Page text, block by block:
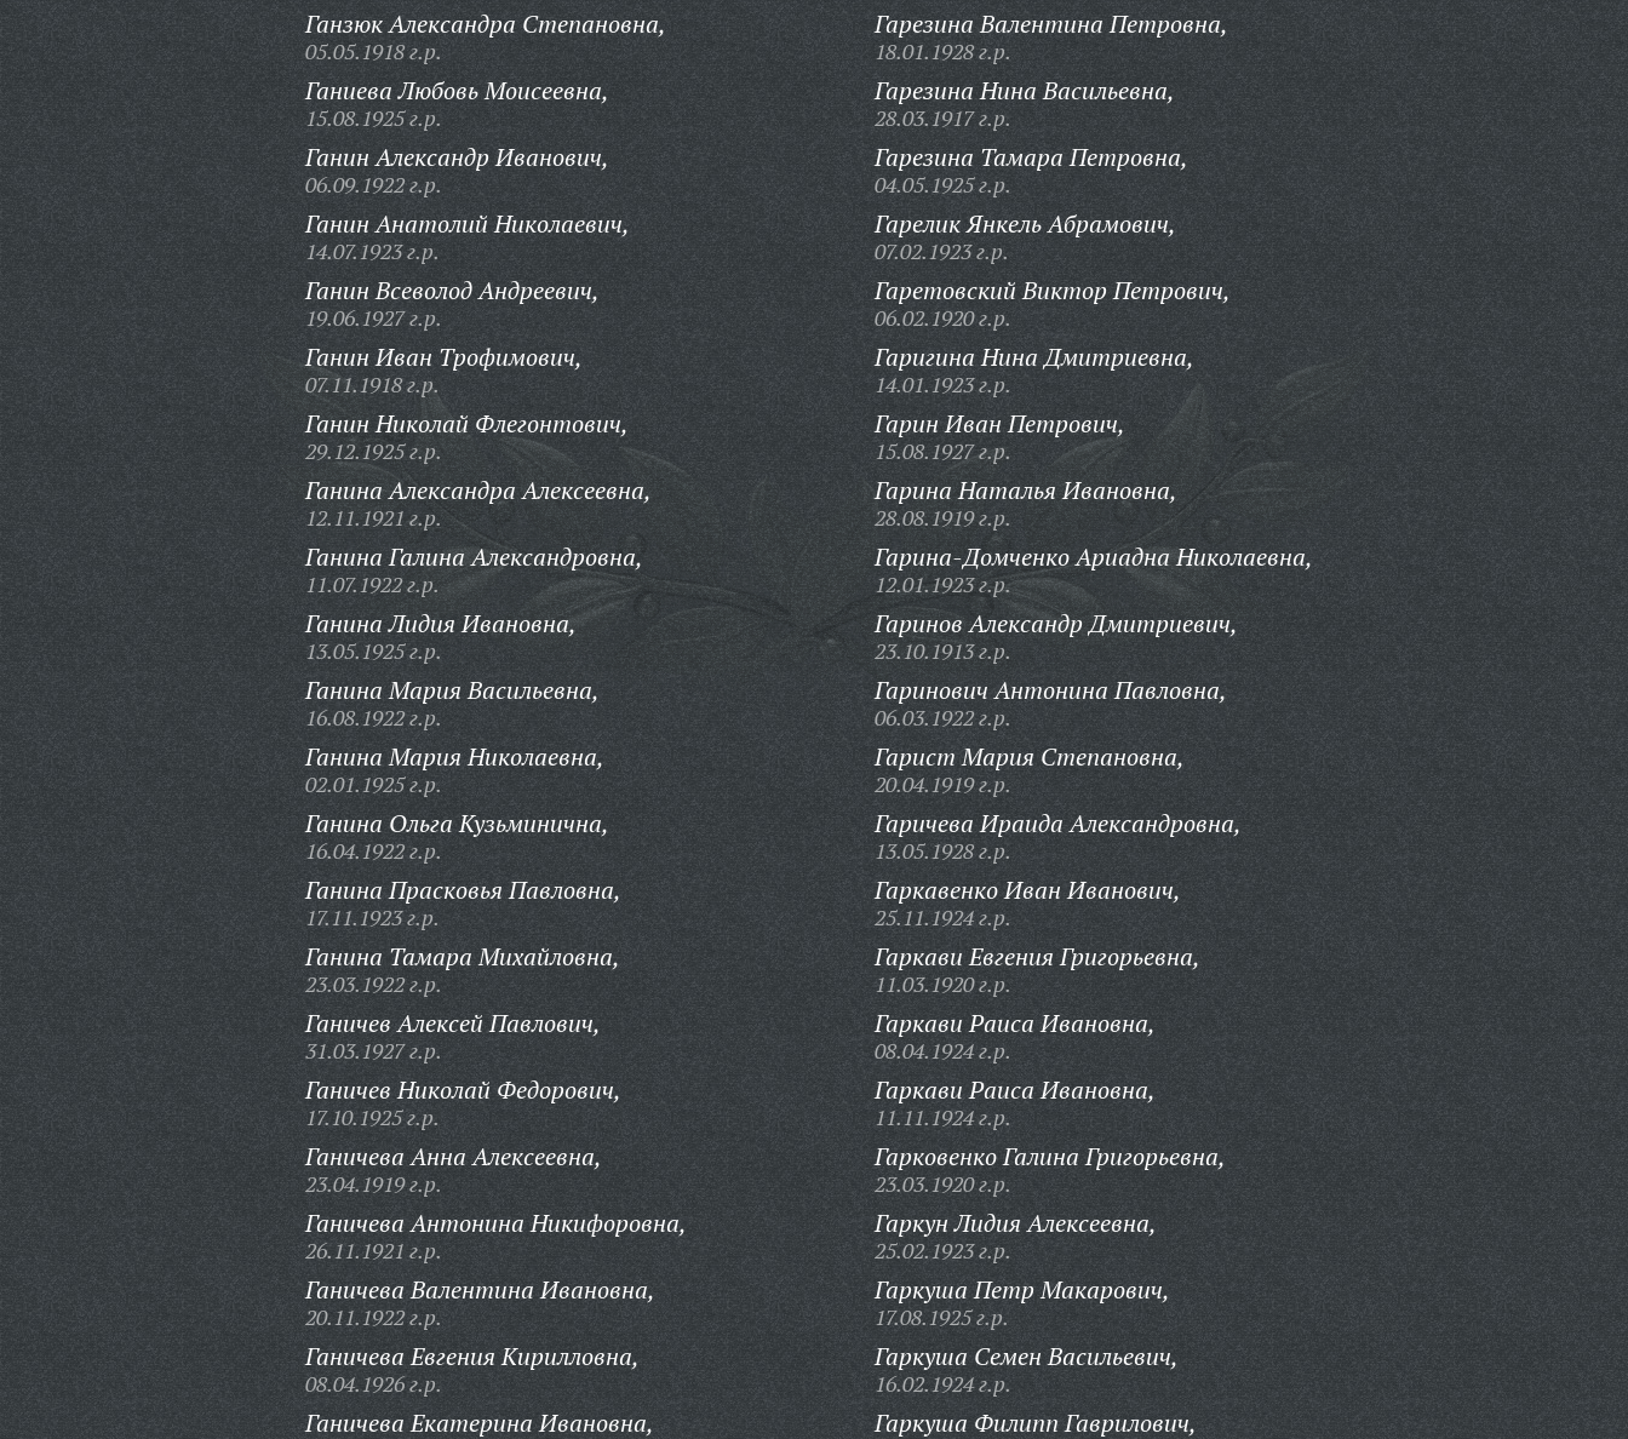
Ганзюк Александра Степановна,
05.05.1918 г.р.
Ганиева Любовь Моисеевна,
15.08.1925 г.р.
Ганин Александр Иванович,
06.09.1922 г.р.
Ганин Анатолий Николаевич,
14.07.1923 г.р.
Ганин Всеволод Андреевич,
19.06.1927 г.р.
Ганин Иван Трофимович,
07.11.1918 г.р.
Ганин Николай Флегонтович,
29.12.1925 г.р.
Ганина Александра Алексеевна,
12.11.1921 г.р.
Ганина Галина Александровна,
11.07.1922 г.р.
Ганина Лидия Ивановна,
13.05.1925 г.р.
Ганина Мария Васильевна,
16.08.1922 г.р.
Ганина Мария Николаевна,
02.01.1925 г.р.
Ганина Ольга Кузьминична,
16.04.1922 г.р.
Ганина Прасковья Павловна,
17.11.1923 г.р.
Ганина Тамара Михайловна,
23.03.1922 г.р.
Ганичев Алексей Павлович,
31.03.1927 г.р.
Ганичев Николай Федорович,
17.10.1925 г.р.
Ганичева Анна Алексеевна,
23.04.1919 г.р.
Ганичева Антонина Никифоровна,
26.11.1921 г.р.
Ганичева Валентина Ивановна,
20.11.1922 г.р.
Ганичева Евгения Кирилловна,
08.04.1926 г.р.
Ганичева Екатерина Ивановна,
Гарезина Валентина Петровна,
18.01.1928 г.р.
Гарезина Нина Васильевна,
28.03.1917 г.р.
Гарезина Тамара Петровна,
04.05.1925 г.р.
Гарелик Янкель Абрамович,
07.02.1923 г.р.
Гаретовский Виктор Петрович,
06.02.1920 г.р.
Гаригина Нина Дмитриевна,
14.01.1923 г.р.
Гарин Иван Петрович,
15.08.1927 г.р.
Гарина Наталья Ивановна,
28.08.1919 г.р.
Гарина-Домченко Ариадна Николаевна,
12.01.1923 г.р.
Гаринов Александр Дмитриевич,
23.10.1913 г.р.
Гаринович Антонина Павловна,
06.03.1922 г.р.
Гарист Мария Степановна,
20.04.1919 г.р.
Гаричева Ираида Александровна,
13.05.1928 г.р.
Гаркавенко Иван Иванович,
25.11.1924 г.р.
Гаркави Евгения Григорьевна,
11.03.1920 г.р.
Гаркави Раиса Ивановна,
08.04.1924 г.р.
Гаркави Раиса Ивановна,
11.11.1924 г.р.
Гарковенко Галина Григорьевна,
23.03.1920 г.р.
Гаркун Лидия Алексеевна,
25.02.1923 г.р.
Гаркуша Петр Макарович,
17.08.1925 г.р.
Гаркуша Семен Васильевич,
16.02.1924 г.р.
Гаркуша Филипп Гаврилович,